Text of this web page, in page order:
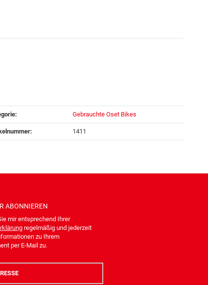
Gebrauchte Oset Bikes
1411
ABONNIEREN
mir entsprechend Ihrer
regelmäßig und jederzeit
zu Ihrem
per E-Mail zu.